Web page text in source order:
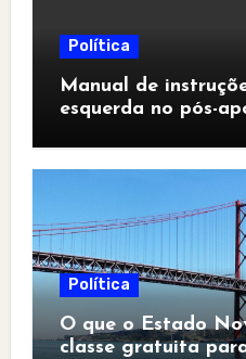
Política
Manual de
esquerda no pós-
Política
O que o Estado
classe gratuita